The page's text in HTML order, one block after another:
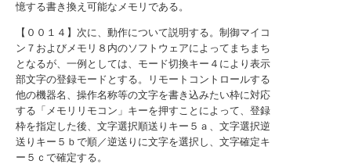
憶する書き換え可能なメモリである。
【００１４】次に、動作について説明する。制御マイコ
ン７およびメモリ８内のソフトウェアによってまちまち
となるが、一例としては、モード切換キー４により表示
部文字の登録モードとする。リモートコントロールする
他の機器名、操作名称等の文字を書き込みたい枠に対応
する「メモリリモコン」キーを押すことによって、登録
枠を指定した後、文字選択順送りキー５ａ、文字選択逆
送りキー５ｂで順／逆送りに文字を選択し、文字確定キ
ー５ｃで確定する。